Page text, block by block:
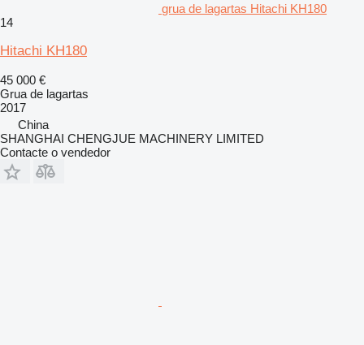
grua de lagartas Hitachi KH180
14
Hitachi KH180
45 000 €
Grua de lagartas
2017
China
SHANGHAI CHENGJUE MACHINERY LIMITED
Contacte o vendedor